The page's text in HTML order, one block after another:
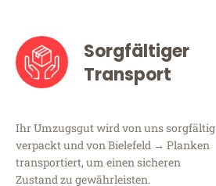
Sorgfältiger
Transport
Ihr Umzugsgut wird von uns sorgfältig
verpackt und von Bielefeld → Planken
transportiert, um einen sicheren
Zustand zu gewährleisten.